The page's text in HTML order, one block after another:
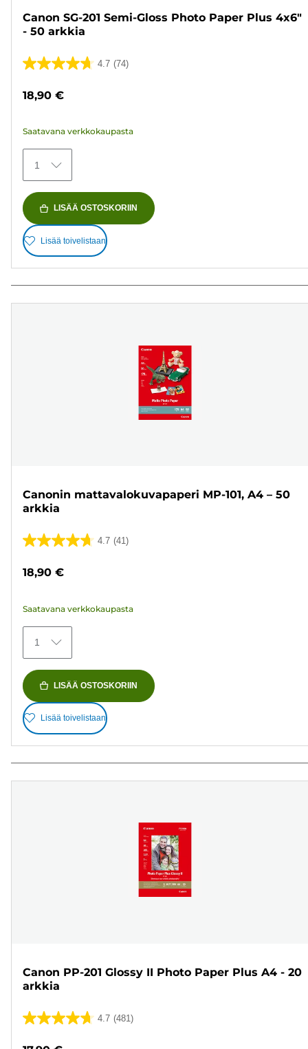
Canon SG-201 Semi-Gloss Photo Paper Plus 4x6"
- 50 arkkia
4.7 (74)
4.7/5
74
18,90 €
Saatavana verkkokaupasta
1
LISÄÄ OSTOSKORIIN
Lisää toivelistaan
Canonin mattavalokuvapaperi MP-101, A4 – 50
arkkia
4.7 (41)
4.7/5
41
18,90 €
Saatavana verkkokaupasta
1
LISÄÄ OSTOSKORIIN
Lisää toivelistaan
Canon PP-201 Glossy II Photo Paper Plus A4 - 20
arkkia
4.7 (481)
4.7/5